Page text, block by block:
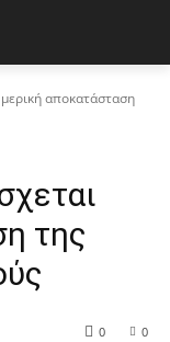
αποκατάσταση
της
0
0